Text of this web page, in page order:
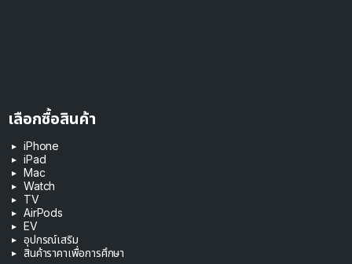
เลือกซื้อสินค้า
iPhone
iPad
Mac
Watch
TV
AirPods
EV
อุปกรณ์เสริม
สินค้าราคาเพื่อการศึกษา